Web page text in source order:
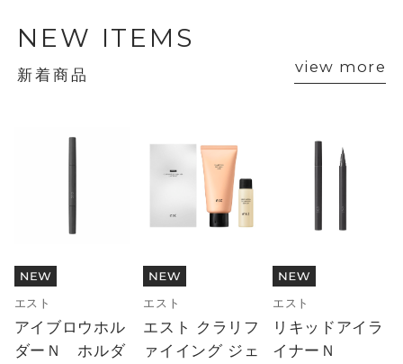
NEW ITEMS
新着商品 view more
エスト
アイブロウホル
ダーＮ ホルダ
エスト
エスト クラリフ
ァイイング ジェ
エスト
リキッドアイラ
イナーＮ